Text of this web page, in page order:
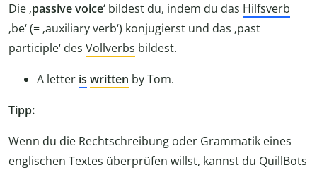
Die ‚passive voice‘ bildest du, indem du das Hilfsverb
‚be‘ (= ‚auxiliary verb‘) konjugierst und das ‚past
participle‘ des Vollverbs bildest.
A letter is written by Tom.
Tipp:
Wenn du die Rechtschreibung oder Grammatik eines
englischen Textes überprüfen willst, kannst du QuillBots